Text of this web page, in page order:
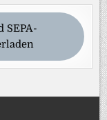
SEPA-